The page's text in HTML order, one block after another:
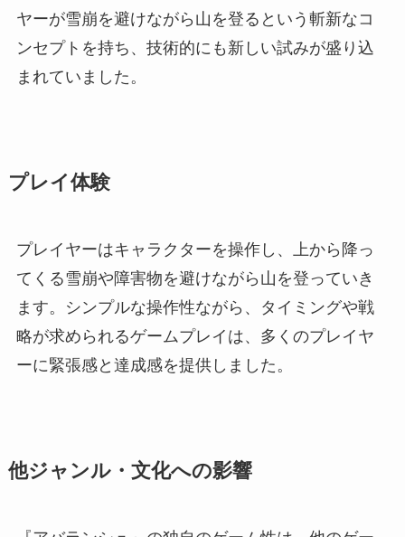
ヤーが雪崩を避けながら山を登るという斬新なコ
ンセプトを持ち、技術的にも新しい試みが盛り込
まれていました。
プレイ体験
プレイヤーはキャラクターを操作し、上から降っ
てくる雪崩や障害物を避けながら山を登っていき
ます。シンプルな操作性ながら、タイミングや戦
略が求められるゲームプレイは、多くのプレイヤ
ーに緊張感と達成感を提供しました。
他ジャンル・文化への影響